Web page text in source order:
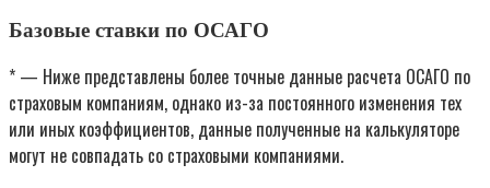
Базовые ставки по ОСАГО
* — Ниже представлены более точные данные расчета ОСАГО по
страховым компаниям, однако из-за постоянного изменения тех
или иных коэффициентов, данные полученные на калькуляторе
могут не совпадать со страховыми компаниями.